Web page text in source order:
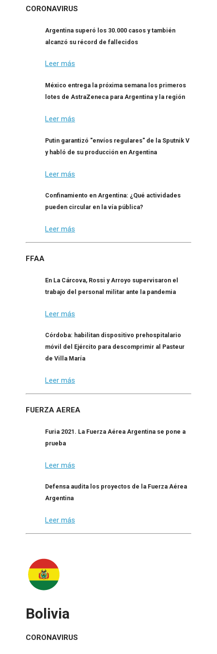
CORONAVIRUS
Argentina superó los 30.000 casos y también
alcanzó su récord de fallecidos
Leer más
México entrega la próxima semana los primeros
lotes de AstraZeneca para Argentina y la región
Leer más
Putin garantizó "envíos regulares" de la Sputnik V
y habló de su producción en Argentina
Leer más
Confinamiento en Argentina: ¿Qué actividades
pueden circular en la vía pública?
Leer más
FFAA
En La Cárcova, Rossi y Arroyo supervisaron el
trabajo del personal militar ante la pandemia
Leer más
Córdoba: habilitan dispositivo prehospitalario
móvil del Ejército para descomprimir al Pasteur
de Villa María
Leer más
FUERZA AEREA
Furia 2021. La Fuerza Aérea Argentina se pone a
prueba
Leer más
Defensa audita los proyectos de la Fuerza Aérea
Argentina
Leer más
Bolivia
CORONAVIRUS